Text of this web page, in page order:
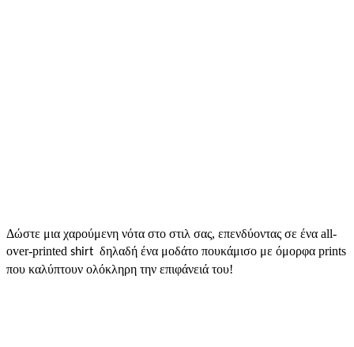
Δώστε μια χαρούμενη νότα στο στιλ σας, επενδύοντας σε ένα all-
over-printed shirt δηλαδή ένα μοδάτο πουκάμισο με όμορφα prints
που καλύπτουν ολόκληρη την επιφάνειά του!